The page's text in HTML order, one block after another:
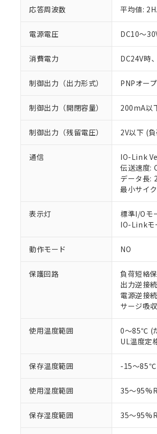
応答周波数 平均値:
電源電圧 DC10～
消費電力 DC24V時
制御出力（出力形式） PNPオー
制御出力（開閉容量） 200mA以
制御出力（残留電圧） 2V以下 (
通信
IO-Link
伝送速度:
データ長:
最小サイ
表示灯
標準I/Oモ
IO-Linkモ
動作モード NO
保護回路
負荷短絡
出力逆接
電源逆接
サージ吸収
使用温度範囲
0～85℃ (
UL温度定
保存温度範囲 -15～85℃
使用湿度範囲 35～
保存湿度範囲 35～